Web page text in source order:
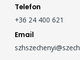
Telefon
+36 24 400 621
Email